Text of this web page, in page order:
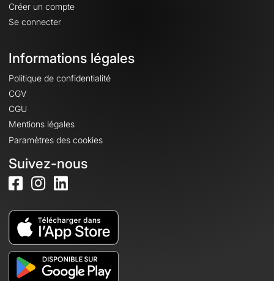
Créer un compte
Se connecter
Informations légales
Politique de confidentialité
CGV
CGU
Mentions légales
Paramètres des cookies
Suivez-nous